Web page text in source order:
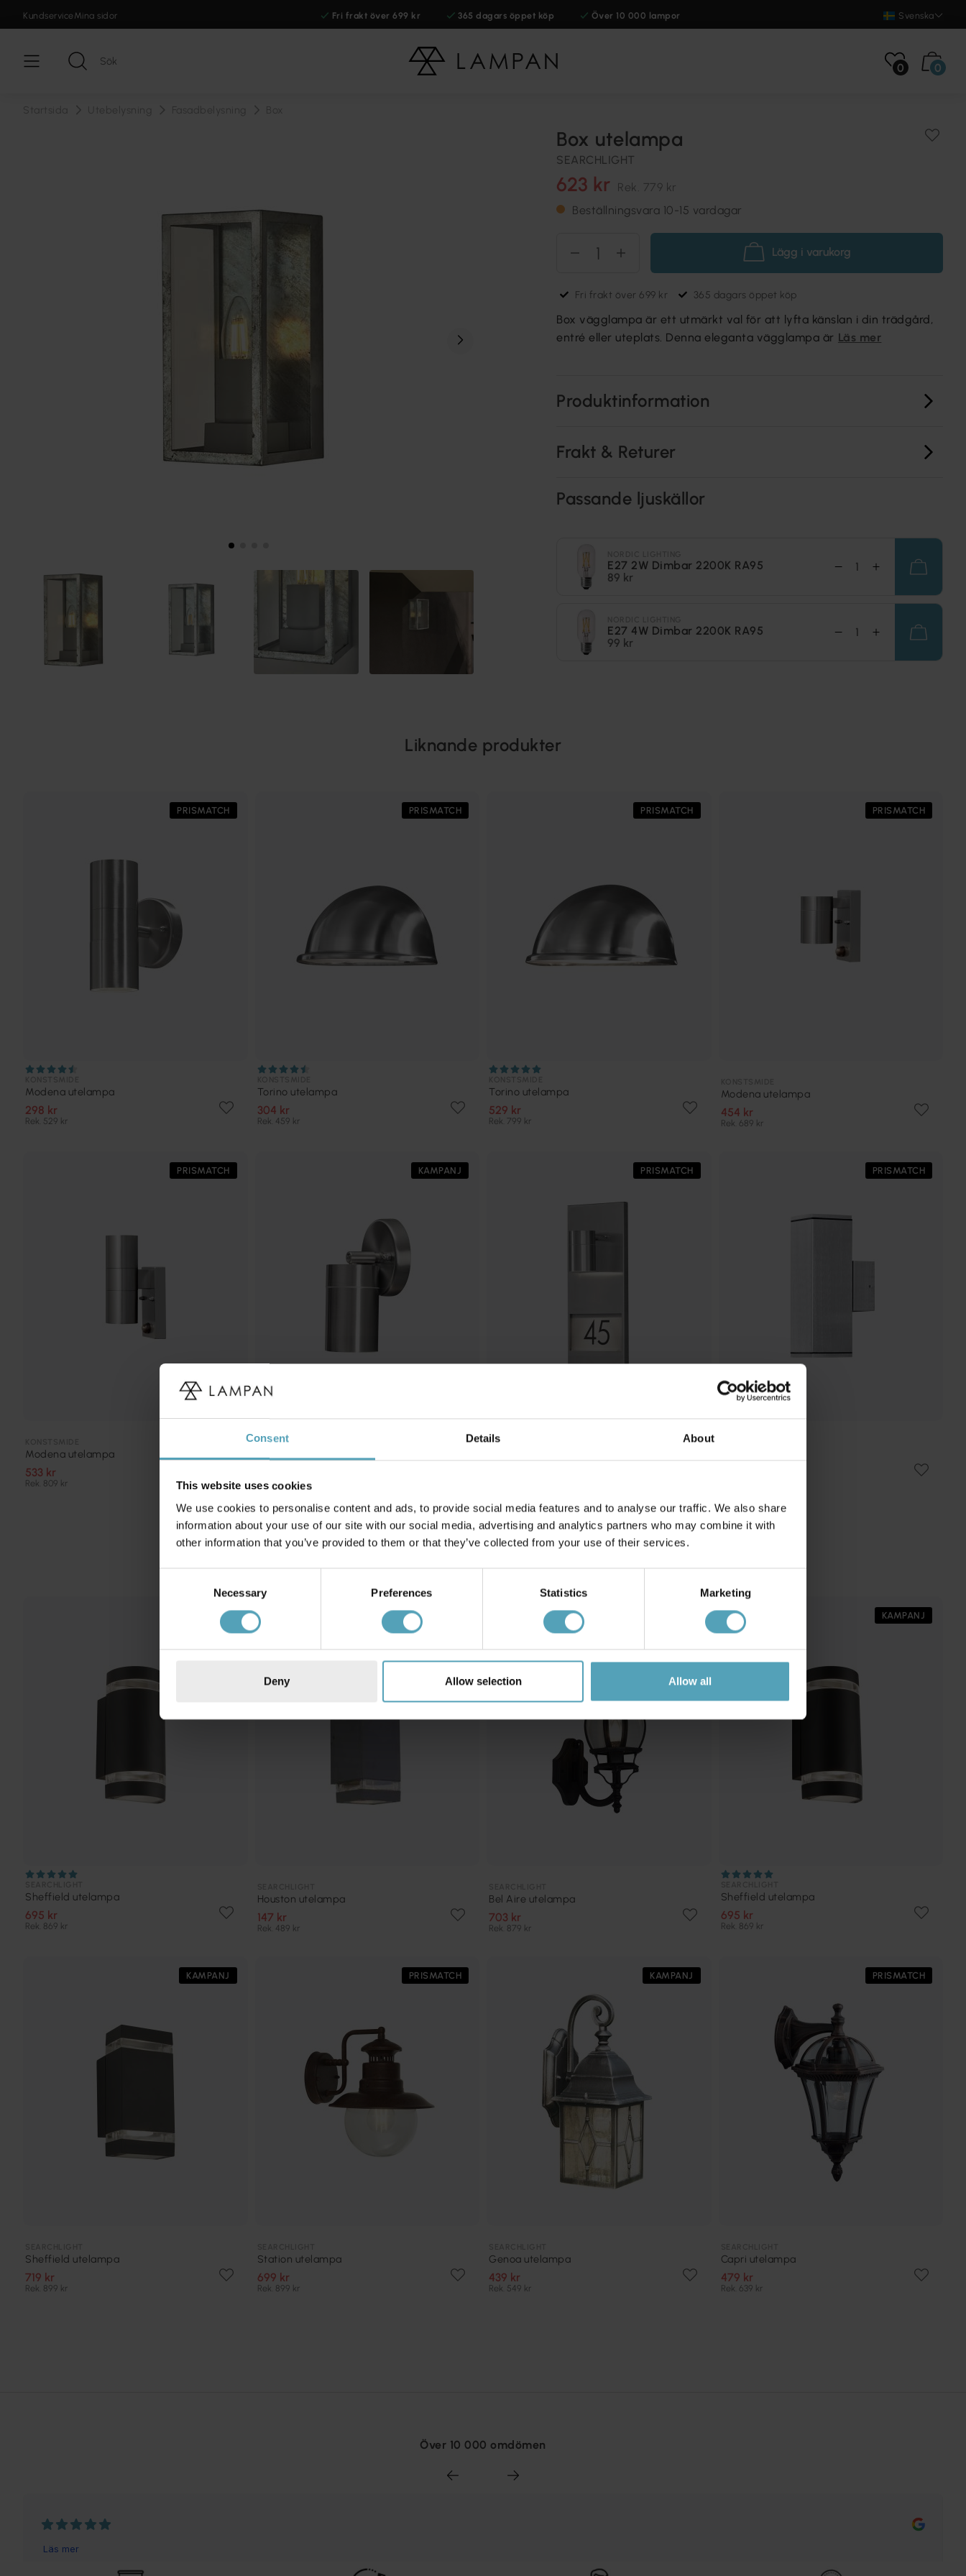
Consent Details About
This website uses cookies
We use cookies to personalise content and ads, to provide social media features and to analyse our traffic. We also share
information about your use of our site with our social media, advertising and analytics partners who may combine it with
other information that you’ve provided to them or that they’ve collected from your use of their services.
Necessary Preferences Statistics Marketing
Deny Allow selection Allow all
KundserviceMina sidor Fri frakt över 699 kr 365 dagars öppet köp Över 10 000 lampor Svenska
0 0
Box utelampa
SEARCHLIGHT
623 kr Rek. 779 kr
Beställningsvara 10-15 vardagar
Lägg i varukorg
Fri frakt över 699 kr 365 dagars öppet köp
Box vägglampa är ett utmärkt val för att lyfta känslan i din trädgård,
entré eller uteplats. Denna eleganta vägglampa är Läs mer
Produktinformation
Frakt & Returer
Passande ljuskällor
E27 2W Dimbar 2200K RA95
89 kr
E27 4W Dimbar 2200K RA95
99 kr
Liknande produkter
PRISMATCH
Modena utelampa
298 kr
Rek. 529 kr
PRISMATCH
Torino utelampa
304 kr
Rek. 459 kr
PRISMATCH
Torino utelampa
529 kr
Rek. 799 kr
PRISMATCH
Modena utelampa
454 kr
Rek. 689 kr
PRISMATCH
Modena utelampa
533 kr
Rek. 809 kr
KAMPANJ
KONSTSMIDE
Rek. 469 kr
PRISMATCH
KONSTSMIDE
PRISMATCH
Andra köpte även
KAMPANJ
Sheffield utelampa
695 kr
Rek. 869 kr
KAMPANJ
Houston utelampa
147 kr
Rek. 489 kr
Bel Aire utelampa
703 kr
Rek. 879 kr
KAMPANJ
Sheffield utelampa
695 kr
Rek. 869 kr
KAMPANJ
Sheffield utelampa
719 kr
Rek. 899 kr
PRISMATCH
Station utelampa
699 kr
Rek. 899 kr
KAMPANJ
Genoa utelampa
439 kr
Rek. 549 kr
PRISMATCH
Capri utelampa
479 kr
Rek. 639 kr
Över 10 000 omdömen